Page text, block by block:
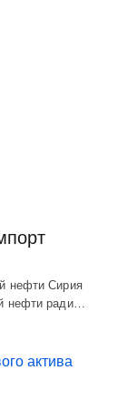
нефти Сирия
нефти ради…